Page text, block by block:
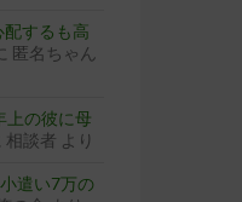
するも高
匿名ちゃん
上の彼に母
相談者 より
遣い7万の